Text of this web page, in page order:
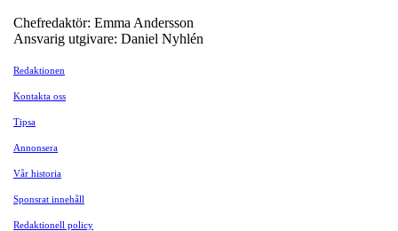
Chefredaktör: Emma Andersson
Ansvarig utgivare: Daniel Nyhlén
Redaktionen
Kontakta oss
Tipsa
Annonsera
Vår historia
Sponsrat innehåll
Redaktionell policy